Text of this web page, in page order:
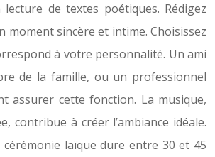
de textes poétiques. Rédigez
sincère et intime. Choisissez
à votre personnalité. Un ami
de la famille, ou un professionnel
assurer cette fonction. La musique,
contribue à créer l’ambiance idéale.
cérémonie laïque dure entre 30 et 45